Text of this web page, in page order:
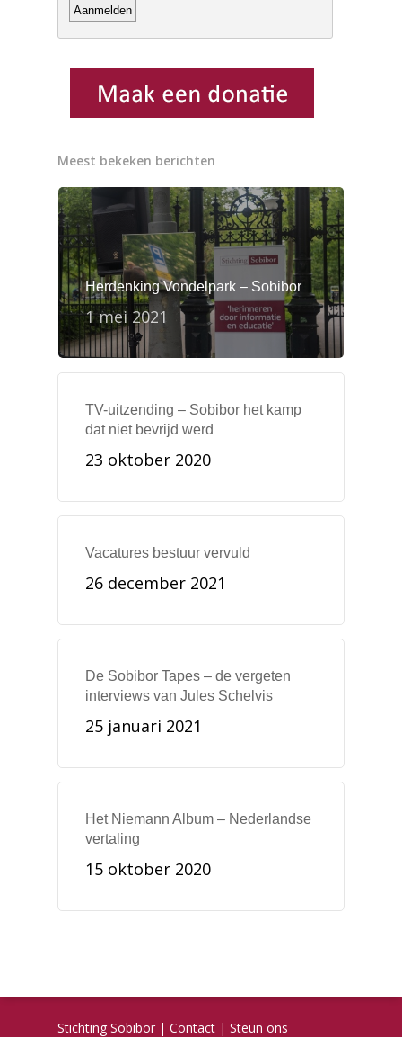
Meest bekeken berichten
Herdenking Vondelpark – Sobibor
1 mei 2021
TV-uitzending – Sobibor het kamp
dat niet bevrijd werd
23 oktober 2020
Vacatures bestuur vervuld
26 december 2021
De Sobibor Tapes – de vergeten
interviews van Jules Schelvis
25 januari 2021
Het Niemann Album – Nederlandse
vertaling
15 oktober 2020
Stichting Sobibor | Contact | Steun ons